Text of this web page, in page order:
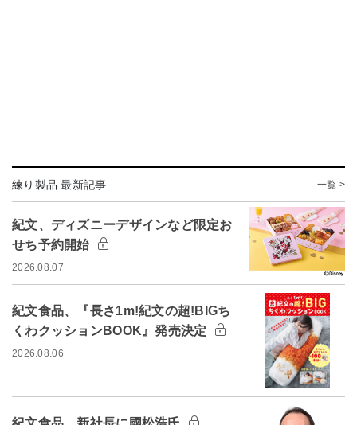
練り製品 最新記事 一覧 >
紀文、ディズニーデザインなど限定お
せち予約開始
2026.08.07
紀文食品、『長さ1m!紀文の超!BIGち
くわクッションBOOK』発売決定
2026.08.06